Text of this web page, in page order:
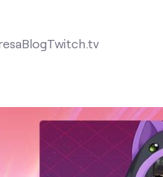
BlogTwitch.tv